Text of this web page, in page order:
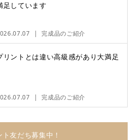
足しています
完成品のご紹介
リントとは違い高級感があり大満足
完成品のご紹介
友だち募集中！